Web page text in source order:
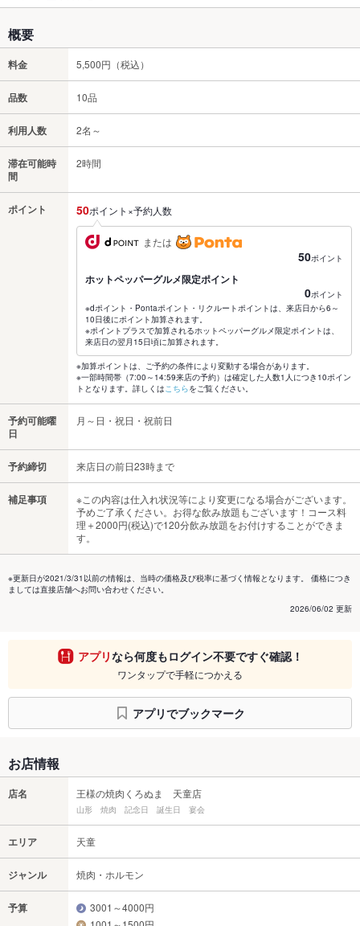
概要
料金 5,500円（税込）
品数 10品
利用人数 2名～
滞在可能時
間
2時間
ポイント 50ポイント×予約人数
または
50ポイント
ホットペッパーグルメ限定ポイント
0ポイント
※dポイント・Pontaポイント・リクルートポイントは、来店日から6～
10日後にポイント加算されます。
※ポイントプラスで加算されるホットペッパーグルメ限定ポイントは、
来店日の翌月15日頃に加算されます。
※加算ポイントは、ご予約の条件により変動する場合があります。
※一部時間帯（7:00～14:59来店の予約）は確定した人数1人につき10ポイン
トとなります。詳しくはこちらをご覧ください。
予約可能曜
日
月～日・祝日・祝前日
予約締切 来店日の前日23時まで
補足事項
※この内容は仕入れ状況等により変更になる場合がございます。
予めご了承ください。お得な飲み放題もございます！コース料
理＋2000円(税込)で120分飲み放題をお付けすることができま
す。
※更新日が2021/3/31以前の情報は、当時の価格及び税率に基づく情報となります。 価格につき
ましては直接店舗へお問い合わせください。
2026/06/02 更新
アプリなら何度もログイン不要ですぐ確認！
ワンタップで手軽につかえる
アプリでブックマーク
お店情報
店名 王様の焼肉くろぬま 天童店
山形 焼肉 記念日 誕生日 宴会
エリア 天童
ジャンル 焼肉・ホルモン
予算
3001～4000円